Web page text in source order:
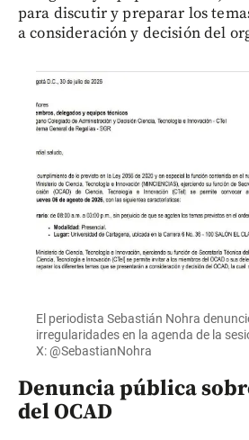
para discutir y preparar los
a consideración y decisión del
El periodista Sebastián Nohra
irregularidades en la agenda de la
X: @SebastianNohra
Denuncia pública
del OCAD